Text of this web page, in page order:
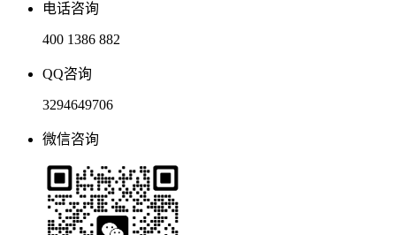
电话咨询
400 1386 882
QQ咨询
3294649706
微信咨询